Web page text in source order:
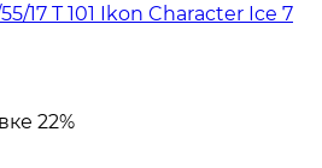
17 T 101 Ikon Character Ice 7
22%